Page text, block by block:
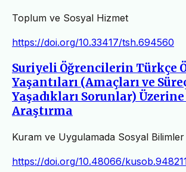
Toplum ve Sosyal Hizmet
https://doi.org/10.33417/tsh.694560
Suriyeli Öğrencilerin Türkçe
Yaşantıları (Amaçları ve
Yaşadıkları Sorunlar)
Araştırma
Kuram ve Uygulamada Sosyal
https://doi.org/10.48066/